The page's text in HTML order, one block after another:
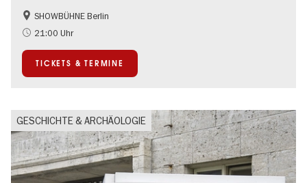
Kultursommer
SHOWBÜHNE Berlin
21:00 Uhr
TICKETS & TERMINE
GESCHICHTE & ARCHÄOLOGIE